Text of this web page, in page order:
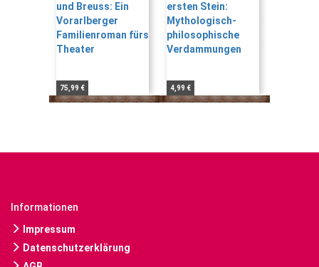
75,99 € 4,99 €
Informationen
Impressum
Datenschutzerklärung